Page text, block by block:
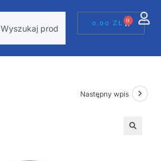
0,00ZŁ 0
Następny wpis